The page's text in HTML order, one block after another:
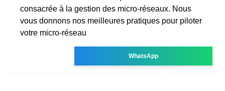
consacrée à la gestion des micro-réseaux. Nous
vous donnons nos meilleures pratiques pour piloter
votre micro-réseau
WhatsApp